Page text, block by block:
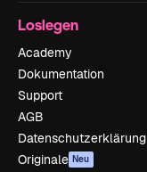
Loslegen
Academy
Dokumentation
Support
AGB
Datenschutzerklärung
Originale Neu